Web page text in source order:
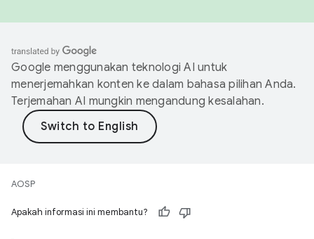
Google menggunakan teknologi AI untuk
menerjemahkan konten ke dalam bahasa pilihan Anda.
Terjemahan AI mungkin mengandung kesalahan.
AOSP
Apakah informasi ini membantu?